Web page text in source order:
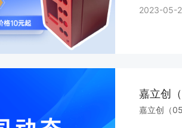
2023-05-
嘉立创
嘉立创（